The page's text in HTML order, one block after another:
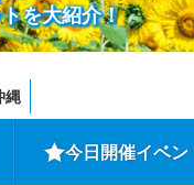
を大紹介！
縄
今日開催イベン